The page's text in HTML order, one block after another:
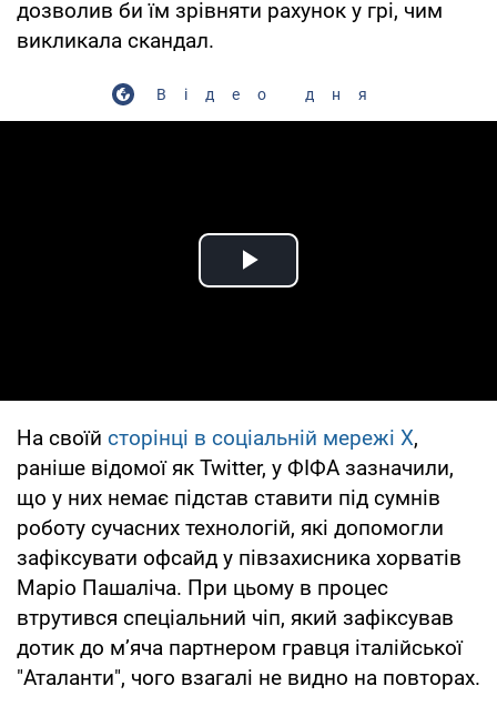
дозволив би їм зрівняти рахунок у грі, чим
викликала скандал.
Відео дня
Play Video
На своїй сторінці в соціальній мережі Х,
раніше відомої як Twitter, у ФІФА зазначили,
що у них немає підстав ставити під сумнів
роботу сучасних технологій, які допомогли
зафіксувати офсайд у півзахисника хорватів
Маріо Пашаліча. При цьому в процес
втрутився спеціальний чіп, який зафіксував
дотик до м’яча партнером гравця італійської
"Аталанти", чого взагалі не видно на повторах.